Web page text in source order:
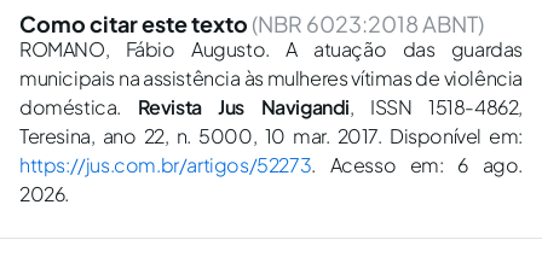
Como citar este texto (NBR 6023:2018 ABNT)
ROMANO, Fábio Augusto. A atuação das guardas
municipais na assistência às mulheres vítimas de violência
doméstica. Revista Jus Navigandi, ISSN 1518-4862,
Teresina, ano 22, n. 5000, 10 mar. 2017. Disponível em:
https://jus.com.br/artigos/52273. Acesso em: 6 ago.
2026.